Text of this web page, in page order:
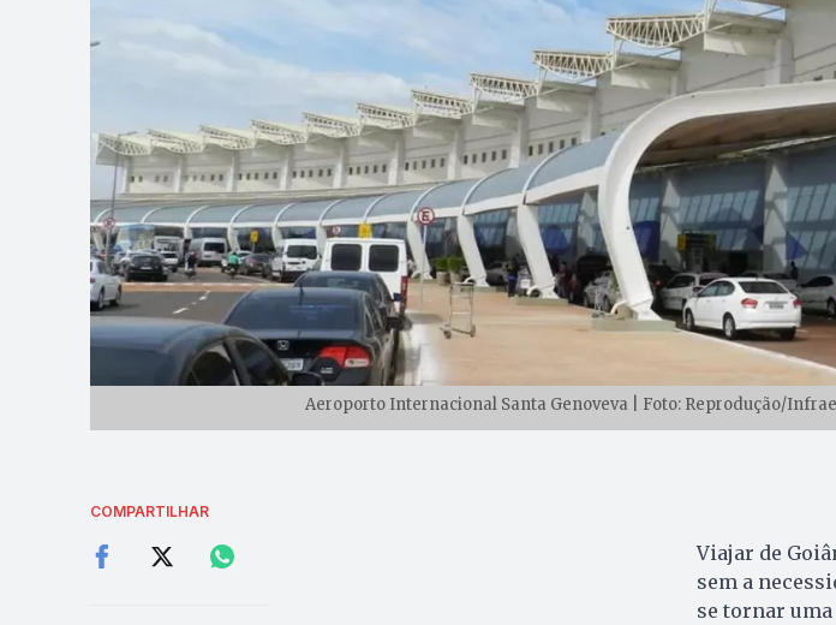
Aeroporto Internacional Santa Genoveva | Foto: Reprodução/
COMPARTILHAR
Viajar de
sem a
se tornar